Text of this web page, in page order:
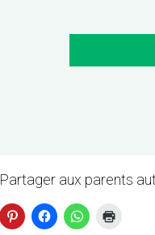
Partager aux parents